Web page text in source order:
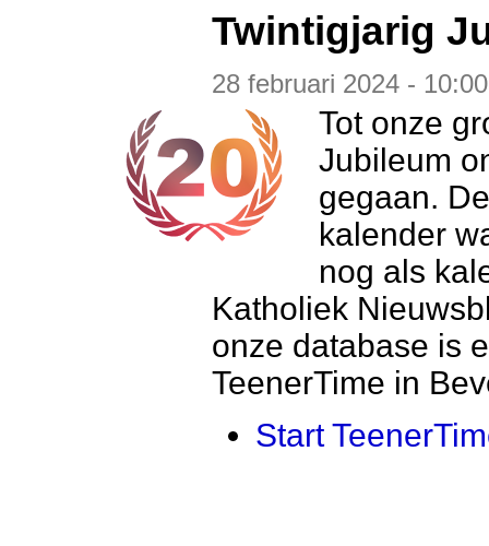
Twintigjarig
28 februari 2024 -
Tot onze
Jubileum
gegaan.
kalender
nog als
Katholiek
onze database is
TeenerTime in
Start